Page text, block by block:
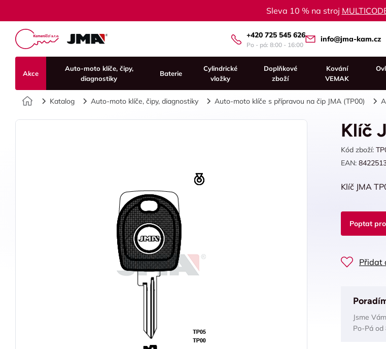
Sleva 10 % na stroj
+420 725 545 626
Po - pá: 8:00 - 16:00
info@jma-kam.cz
Akce
Auto-moto klíče, čipy,
diagnostiky
Baterie
Cylindrické
vložky
Doplňkové
zboží
Kování
VEMAK
Úvod
Katalog Auto-moto klíče, čipy, diagnostiky Auto-moto klíče s přípravou na čip JMA (TP00)
Klíč
Kód zboží:
EAN:
Klíč JMA
Poptat
Přidat
Jsme
Po-Pá od